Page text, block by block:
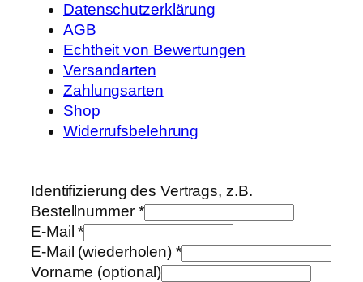
Datenschutzerklärung
AGB
Echtheit von Bewertungen
Versandarten
Zahlungsarten
Shop
Widerrufsbelehrung
Identifizierung des Vertrags, z.B.
Bestellnummer *
E-Mail*
E-Mail (wiederholen) *
Vorname (optional)